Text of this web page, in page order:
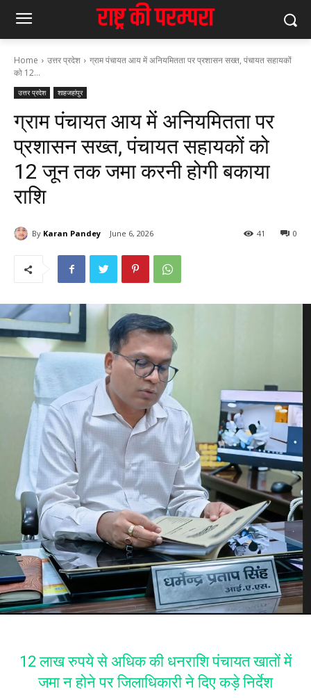
Home उत्तर प्रदेश
ग्राम पंचायत आय में अनियमितता पर प्रशासन सख्त, पंचायत सहायकों
को 12...
उत्तर प्रदेश शाहजहांपुर
ग्राम पंचायत आय में अनियमितता पर
प्रशासन सख्त, पंचायत सहायकों को
12 जून तक जमा करनी होगी बकाया
राशि
By Karan Pandey June 6, 2026 0
41
12 लाख रुपये से अधिक की धनराशि पंचायत खातों में
जमा न होने पर जिलाधिकारी ने दिए कड़े निर्देश